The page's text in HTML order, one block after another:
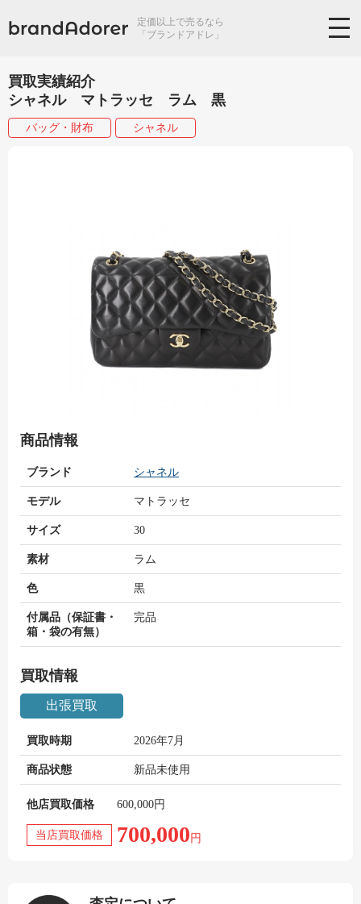
定価以上で売るなら
「ブランドアドレ」
買取実績紹介
シャネル マトラッセ ラム 黒
バッグ・財布 シャネル
商品情報
ブランド シャネル
モデル マトラッセ
サイズ 30
素材 ラム
色 黒
付属品（保証書・
箱・袋の有無）
完品
買取情報
出張買取
買取時期 2026年7月
商品状態 新品未使用
他店買取価格 600,000円
当店買取価格 700,000 円